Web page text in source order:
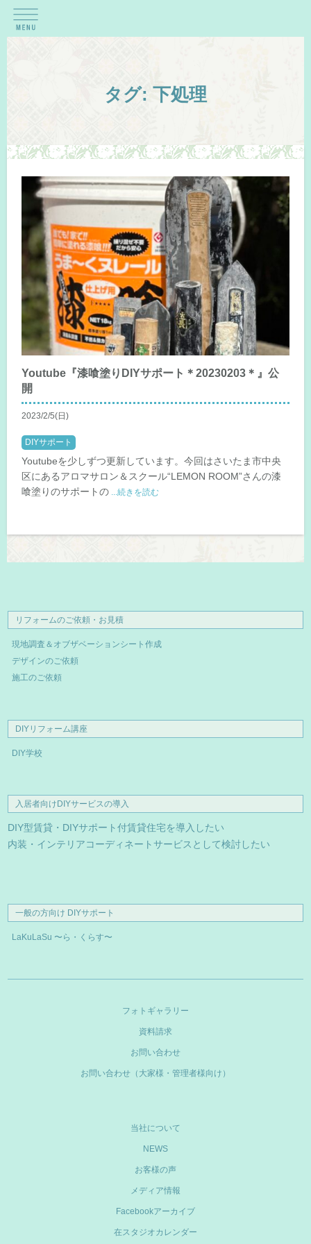
タグ: 下処理
Youtube『漆喰塗りDIYサポート＊20230203＊』公
開
2023/2/5(日)
DIYサポート
Youtubeを少しずつ更新しています。今回はさいたま市中央
区にあるアロマサロン＆スクール“LEMON ROOM”さんの漆
喰塗りのサポートの ...続きを読む
リフォームのご依頼・お見積
現地調査＆オブザベーションシート作成
デザインのご依頼
施工のご依頼
DIYリフォーム講座
DIY学校
入居者向けDIYサービスの導入
DIY型賃貸・DIYサポート付賃貸住宅を導入したい
内装・インテリアコーディネートサービスとして検討したい
一般の方向け DIYサポート
LaKuLaSu 〜ら・くらす〜
フォトギャラリー
資料請求
お問い合わせ
お問い合わせ（大家様・管理者様向け）
当社について
NEWS
お客様の声
メディア情報
Facebookアーカイブ
在スタジオカレンダー